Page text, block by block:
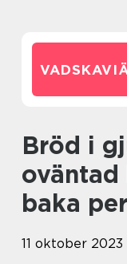
Bröd i gjutjärnsgryta – En
baka
11 oktober 2023